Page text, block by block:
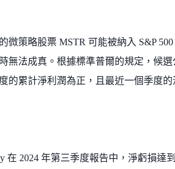
微策略股票 MSTR 可能被納入 S&P 500
無法成真。根據標準普爾的規定，候選
的累計淨利潤為正，且最近一個季度的
在 2024 年第三季度報告中，淨虧損達